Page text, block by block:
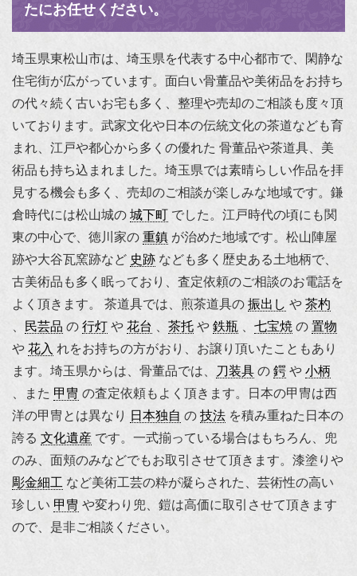
たにお任せください。
埼玉県東松山市は、埼玉県を代表する中心都市で、閑静な
住宅街が広がっています。面白い骨董品や美術品をお持ち
の代々続く古いお宅も多く、整理や売却のご相談も度々頂
いております。武家文化や日本の伝統文化の茶道なども育
まれ、江戸や都心から多くの優れた 骨董品や茶道具、美
術品も持ち込まれました。埼玉県では素晴らしい作品を拝
見する機会も多く、売却のご相談が楽しみな地域です。鎌
倉時代には松山城の 城下町 でした。江戸時代の頃にも関
東の中心で、徳川家の 重鎮 が治めた地域です。松山陣屋
跡や大谷瓦窯跡など 史跡 なども多く歴史ある土地柄で、
古美術品も多く眠っており、査定依頼のご相談のお電話を
よく頂きます。 茶道具では、煎茶道具の 振出し や 茶杓
民芸品 の 行灯 や 花台 茶托 や 鉄瓶 七宝焼 の 置物
や 花入 れをお持ちの方がおり、お譲り頂いたこともあり
ます。埼玉県からは、骨董品では、
刀装具 の 鍔 や 小柄
、また 甲冑 の査定依頼もよく頂きます。日本の甲冑は西
洋の甲冑とは異なり
日本独自 の 技法 を積み重ねた日本の
誇る 文化遺産 です。一式揃っている場合はもちろん、兜
のみ、面頬のみなどでもお取引させて頂きます。漆塗りや
彫金細工 など美術工芸の粋が凝らされた、芸術性の高い
珍しい 甲冑 や変わり兜、 鎧は高価に取引させて頂きます
ので、是非ご相談ください。